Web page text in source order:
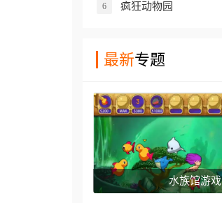
6 疯狂动物园
最新专题
水族馆游戏